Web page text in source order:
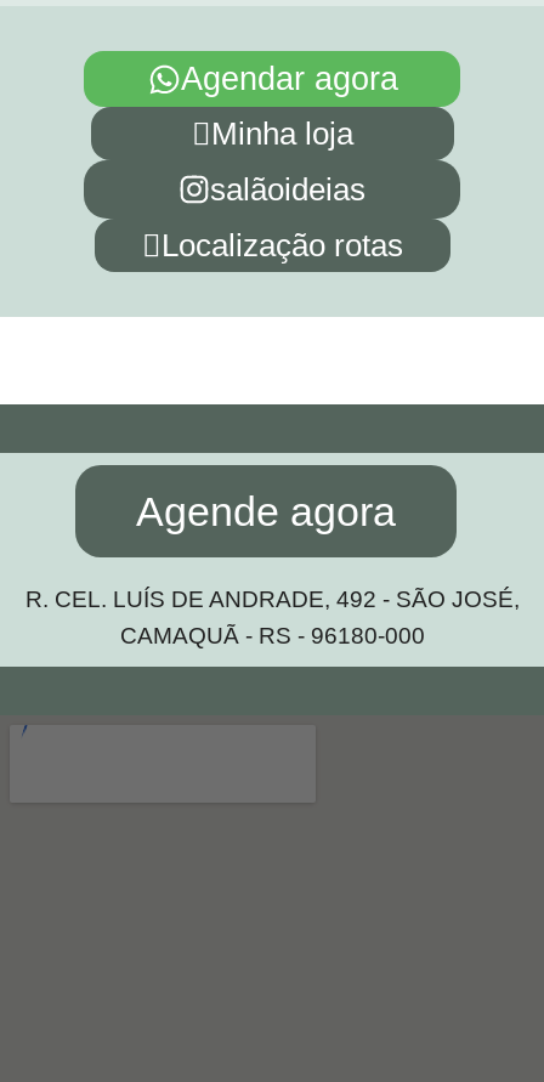
Agendar agora
Minha loja
salãoideias
Localização rotas
Agende agora
R. CEL. LUÍS DE ANDRADE, 492 - SÃO JOSÉ,
CAMAQUÃ - RS - 96180-000